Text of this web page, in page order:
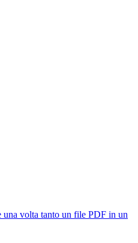
volta tanto un file PDF in un